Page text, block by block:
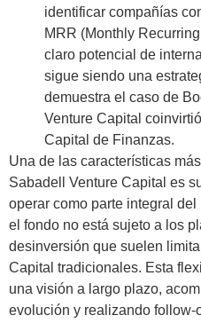
identificar compañías
MRR (Monthly
claro potencial de
sigue siendo una
demuestra el caso de
Venture Capital
Capital de Finanzas.
Una de las características
Sabadell Venture Capital es
operar como parte integral
el fondo no está sujeto a los
desinversión que suelen
Capital tradicionales. Esta
una visión a largo plazo,
evolución y realizando